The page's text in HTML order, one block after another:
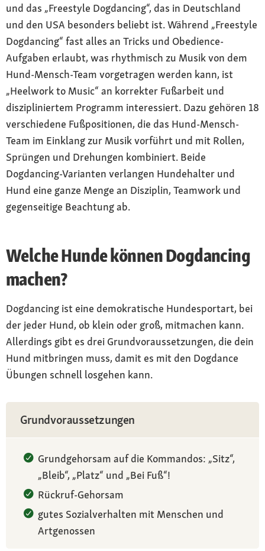
und das „Freestyle Dogdancing“, das in Deutschland
und den USA besonders beliebt ist. Während „Freestyle
Dogdancing“ fast alles an Tricks und Obedience-
Aufgaben erlaubt, was rhythmisch zu Musik von dem
Hund-Mensch-Team vorgetragen werden kann, ist
„Heelwork to Music“ an korrekter Fußarbeit und
diszipliniertem Programm interessiert. Dazu gehören 18
verschiedene Fußpositionen, die das Hund-Mensch-
Team im Einklang zur Musik vorführt und mit Rollen,
Sprüngen und Drehungen kombiniert. Beide
Dogdancing-Varianten verlangen Hundehalter und
Hund eine ganze Menge an Disziplin, Teamwork und
gegenseitige Beachtung ab.
Welche Hunde können Dogdancing
machen?
Dogdancing ist eine demokratische Hundesportart, bei
der jeder Hund, ob klein oder groß, mitmachen kann.
Allerdings gibt es drei Grundvoraussetzungen, die dein
Hund mitbringen muss, damit es mit den Dogdance
Übungen schnell losgehen kann.
Grundvoraussetzungen
Grundgehorsam auf die Kommandos: „Sitz“,
„Bleib“, „Platz“ und „Bei Fuß“!
Rückruf-Gehorsam
gutes Sozialverhalten mit Menschen und
Artgenossen